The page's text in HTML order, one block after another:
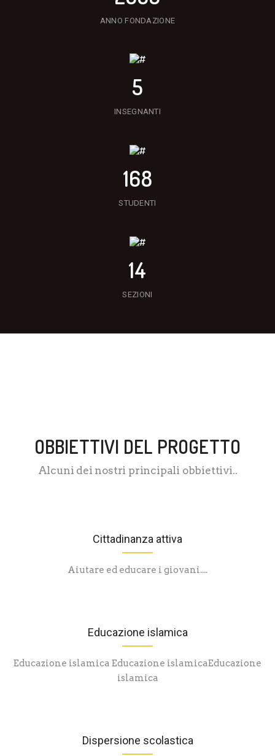
ANNO FONDAZIONE
5
INSEGNANTI
168
STUDENTI
14
SEZIONI
OBBIETTIVI DEL PROGETTO
Alcuni dei nostri principali obbiettivi..
Cittadinanza attiva
Aiutare ed educare i giovani....
Educazione islamica
Educazione islamica Educazione islamicaEducazione
islamica
Dispersione scolastica